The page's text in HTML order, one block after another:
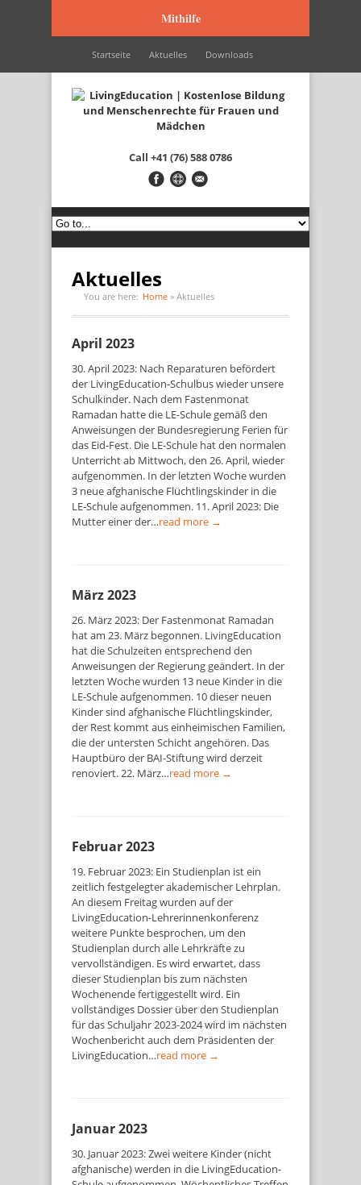
Mithilfe
Startseite Aktuelles Downloads
Wir werden unterstützt durch… Kontakt Italiano
Français English
Call +41 (76) 588 0786
Aktuelles
You are here: Home » Aktuelles
April 2023
30. April 2023: Nach Reparaturen befördert
der LivingEducation-Schulbus wieder unsere
Schulkinder. Nach dem Fastenmonat
Ramadan hatte die LE-Schule gemäß den
Anweisungen der Bundesregierung Ferien für
das Eid-Fest. Die LE-Schule hat den normalen
Unterricht ab Mittwoch, den 26. April, wieder
aufgenommen. In der letzten Woche wurden
3 neue afghanische Flüchtlingskinder in die
LE-Schule aufgenommen. 11. April 2023: Die
Mutter einer der…read more →
März 2023
26. März 2023: Der Fastenmonat Ramadan
hat am 23. März begonnen. LivingEducation
hat die Schulzeiten entsprechend den
Anweisungen der Regierung geändert. In der
letzten Woche wurden 13 neue Kinder in die
LE-Schule aufgenommen. 10 dieser neuen
Kinder sind afghanische Flüchtlingskinder,
der Rest kommt aus einheimischen Familien,
die der untersten Schicht angehören. Das
Hauptbüro der BAI-Stiftung wird derzeit
renoviert. 22. März…read more →
Februar 2023
19. Februar 2023: Ein Studienplan ist ein
zeitlich festgelegter akademischer Lehrplan.
An diesem Freitag wurden auf der
LivingEducation-Lehrerinnenkonferenz
weitere Punkte besprochen, um den
Studienplan durch alle Lehrkräfte zu
vervollständigen. Es wird erwartet, dass
dieser Studienplan bis zum nächsten
Wochenende fertiggestellt wird. Ein
vollständiges Dossier über den Studienplan
für das Schuljahr 2023-2024 wird im nächsten
Wochenbericht auch dem Präsidenten der
LivingEducation…read more →
Januar 2023
30. Januar 2023: Zwei weitere Kinder (nicht
afghanische) werden in die LivingEducation-